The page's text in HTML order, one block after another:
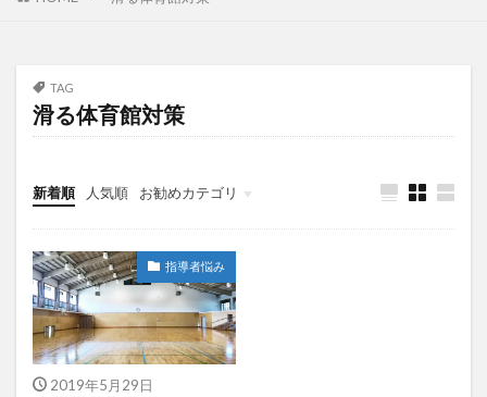
TAG
滑る体育館対策
新着順 人気順 お勧めカテゴリ
指導者悩み
指導者悩み
2019年5月29日